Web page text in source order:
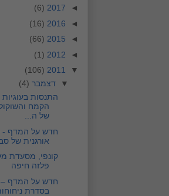
◄
2017
(6)
◄
2016
(16)
◄
2015
(66)
◄
2012
(1)
▼
2011
(106)
▼ דצמבר (4)
התנסות
הקמח
של ה...
חדש על המדף -
אורגנית של
קונפי, מסעדת
פלזה חיפה
חדש על המדף –
בסדרת